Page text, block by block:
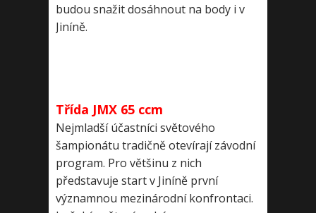
budou snažit dosáhnout na body i v
Jiníně.
Třída JMX 65 ccm
Nejmladší účastníci světového
šampionátu tradičně otevírají závodní
program. Pro většinu z nich
představuje start v Jiníně první
významnou mezinárodní konfrontaci.